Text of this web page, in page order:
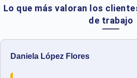
Lo que más valoran los
de trabajo
Daniela López Flores